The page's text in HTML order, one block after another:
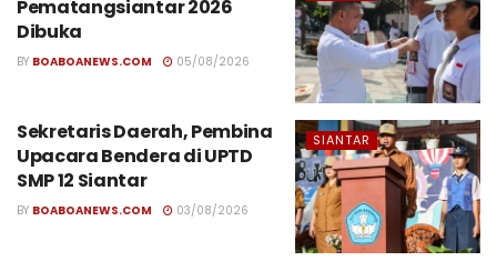
Pematangsiantar 2026
Dibuka
BY BOABOANEWS.COM 05/08/2026
SIANTAR
Sekretaris Daerah, Pembina
Upacara Bendera di UPTD
SMP 12 Siantar
BY BOABOANEWS.COM 03/08/2026